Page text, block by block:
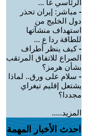
الرئاسي غا ...
- مباشر: إيران تحذر
دول الخليج من
استهداف منشآتها
للطاقة ردا ع ...
-كيف ينظر أطراف
الصراع للاتفاق المرتقب
بشأن هرمز؟
- سلام على ورق.. لماذا
يشتعل إقليم تيغراي
مجددا؟
المزيد.....
احدث الأخبار المهمة